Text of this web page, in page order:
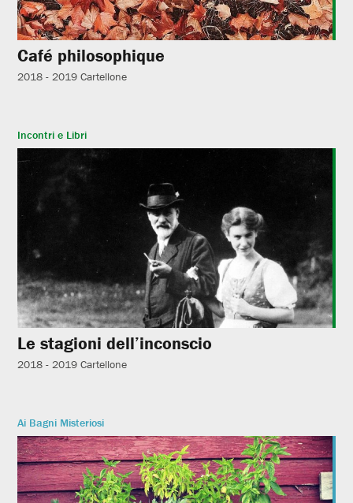
Café philosophique
2018 - 2019 Cartellone
Incontri e Libri
Le stagioni dell’inconscio
2018 - 2019 Cartellone
Ai Bagni Misteriosi